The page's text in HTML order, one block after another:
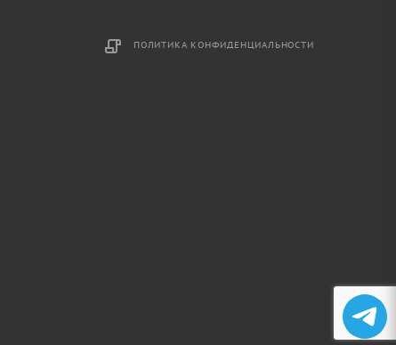
ПОЛИТИКА КОНФИДЕНЦИАЛЬНОСТИ